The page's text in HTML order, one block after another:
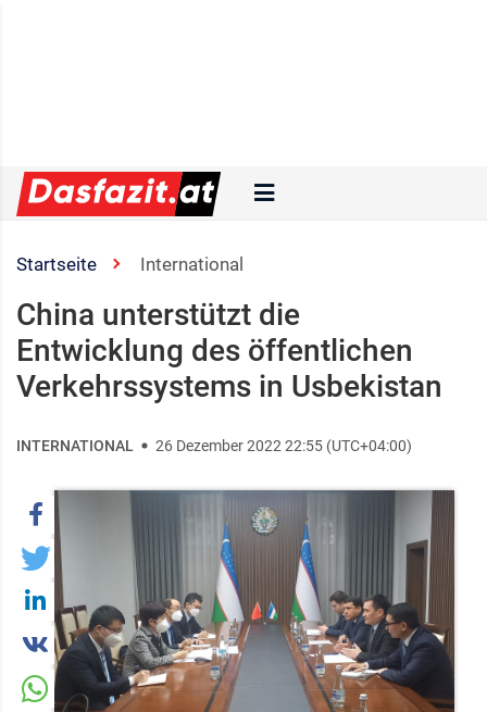
Startseite International
China unterstützt die
Entwicklung des öffentlichen
Verkehrssystems in Usbekistan
INTERNATIONAL 26 Dezember 2022 22:55 (UTC+04:00)